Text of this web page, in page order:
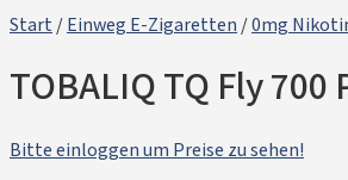
Start/Einweg E-Zigaretten /0mg
TOBALIQ TQ Fly
Bitte einloggen um Preise zu sehen!